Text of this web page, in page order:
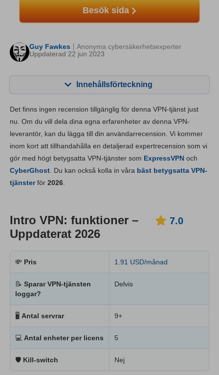
Besök sida
Guy Fawkes
Uppdaterad 22 jun 2023
Anonyma cybersäkerhetsexperter
Innehållsförteckning
Viktiga funktioner 7.0
Installation och appar 8.0
Pålitlighet & support 8.0
Det finns ingen recension tillgänglig för denna VPN-tjänst just
nu. Om du vill dela dina egna erfarenheter av denna VPN-
leverantör, kan du lägga till din användarrecension. Vi kommer
inom kort att tillhandahålla en detaljerad expertrecension som vi
gör med högt betygsatta VPN-tjänster som ExpressVPN och
CyberGhost. Du kan också kolla in våra bäst betygsatta VPN-
tjänsterför 2026.
Intro VPN: funktioner –
Uppdaterat 2026
7.0
💸 Pris 1.91 USD/månad
📝 Sparar VPN-tjänsten
loggar?
Delvis
🖥 Antal servrar 9+
💻 Antal enheter per licens 5
🛡 Kill-switch Nej